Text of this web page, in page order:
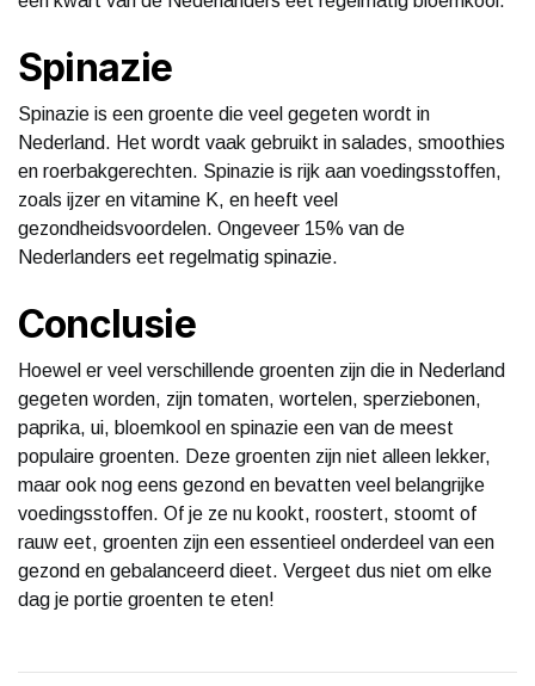
Spinazie
Spinazie is een groente die veel gegeten wordt in
Nederland. Het wordt vaak gebruikt in salades, smoothies
en roerbakgerechten. Spinazie is rijk aan voedingsstoffen,
zoals ijzer en vitamine K, en heeft veel
gezondheidsvoordelen. Ongeveer 15% van de
Nederlanders eet regelmatig spinazie.
Conclusie
Hoewel er veel verschillende groenten zijn die in Nederland
gegeten worden, zijn tomaten, wortelen, sperziebonen,
paprika, ui, bloemkool en spinazie een van de meest
populaire groenten. Deze groenten zijn niet alleen lekker,
maar ook nog eens gezond en bevatten veel belangrijke
voedingsstoffen. Of je ze nu kookt, roostert, stoomt of
rauw eet, groenten zijn een essentieel onderdeel van een
gezond en gebalanceerd dieet. Vergeet dus niet om elke
dag je portie groenten te eten!